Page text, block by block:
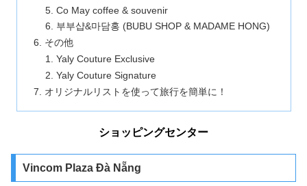
Co May coffee & souvenir
부부샵&마담홍 (BUBU SHOP & MADAME HONG)
その他
Yaly Couture Exclusive
Yaly Couture Signature
オリジナルリストを使って旅行を簡単に！
ショッピングセンター
Vincom Plaza Đà Nẵng